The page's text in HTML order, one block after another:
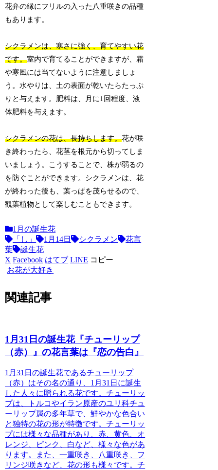
花弁の縁にフリルの入った八重咲きの品種
もあります。
シクラメンは、寒さに強く、育てやすい花
です。室内で育てることができますが、霜
や寒風には当てないように注意しましょ
う。水やりは、土の表面が乾いたらたっぷ
りと与えます。肥料は、月に1回程度、液
体肥料を与えます。
シクラメンの花は、長持ちします。花が咲
き終わったら、花茎を根元から切ってしま
いましょう。こうすることで、株が弱るの
を防ぐことができます。シクラメンは、花
が終わった後も、葉っぱを茂らせるので、
観葉植物として楽しむこともできます。
1月の誕生花
「し」
1月14日 シクラメン
花言
葉
誕生花
X Facebook はてブ LINE コピー
お花が大好き
関連記事
1月31日の誕生花『チューリップ
（赤）』の花言葉は『恋の告白』
1月31日の誕生花であるチューリップ
（赤） はその名の通り、1月31日に誕生
した人々に贈られる花です。チューリッ
プは、トルコやイラン原産のユリ科チュ
ーリップ属の多年草で、鮮やかな色合い
と独特の花の形が特徴です。チューリッ
プには様々な品種があり、赤、黄色、オ
レンジ、ピンク、白など、様々な色があ
ります。また、一重咲き、八重咲き、フ
リンジ咲きなど、花の形も様々です。チ